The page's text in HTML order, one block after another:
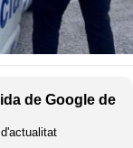
de Google de